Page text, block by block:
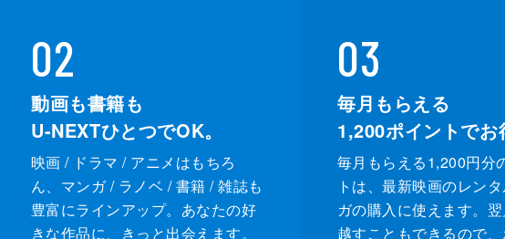
02
動画も書籍も
U-NEXTひとつでOK。
映画 / ドラマ / アニメはもちろ
ん、マンガ / ラノベ / 書籍 / 雑誌も
豊富にラインアップ。あなたの好
きな作品に、きっと出会えます。
03
毎月もらえる
1,200ポイントでお
毎月もらえる1,200円分
トは、最新映画のレン
ガの購入に使えます。
越すこともできるので